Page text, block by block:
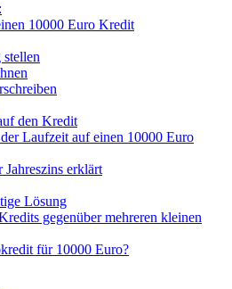
10000 Euro Kredit
den Kredit
Laufzeit auf einen 10000 Euro
erklärt
Lösung
gegenüber mehreren kleinen
für 10000 Euro?